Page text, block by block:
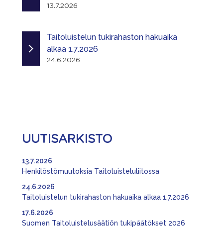
13.7.2026
Taitoluistelun tukirahaston hakuaika
alkaa 1.7.2026
24.6.2026
UUTISARKISTO
Henkilöstömuutoksia Taitoluisteluliitossa
13.7.2026
Taitoluistelun tukirahaston hakuaika alkaa 1.7.2026
24.6.2026
Suomen Taitoluistelusäätiön tukipäätökset 2026
17.6.2026